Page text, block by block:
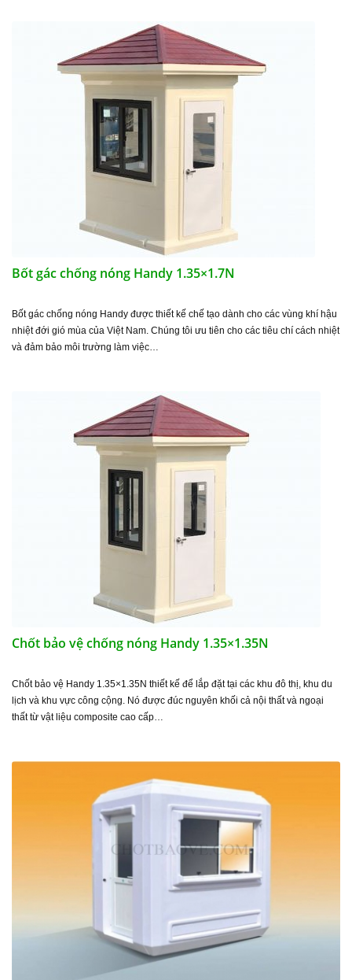
Bốt gác chống nóng Handy 1.35×1.7N
Bốt gác chống nóng Handy được thiết kế chế tạo dành cho các vùng khí hậu
nhiệt đới gió mùa của Việt Nam. Chúng tôi ưu tiên cho các tiêu chí cách nhiệt
và đảm bảo môi trường làm việc…
Chốt bảo vệ chống nóng Handy 1.35×1.35N
Chốt bảo vệ Handy 1.35×1.35N thiết kế để lắp đặt tại các khu đô thị, khu du
lịch và khu vực công cộng. Nó được đúc nguyên khối cả nội thất và ngoại
thất từ vật liệu composite cao cấp…